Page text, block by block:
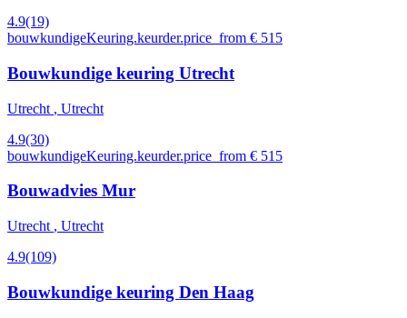
4.9(19)
bouwkundigeKeuring.keurder.price_from € 515
Bouwkundige keuring Utrecht
Utrecht , Utrecht
4.9(30)
bouwkundigeKeuring.keurder.price_from € 515
Bouwadvies Mur
Utrecht , Utrecht
4.9(109)
Bouwkundige keuring Den Haag